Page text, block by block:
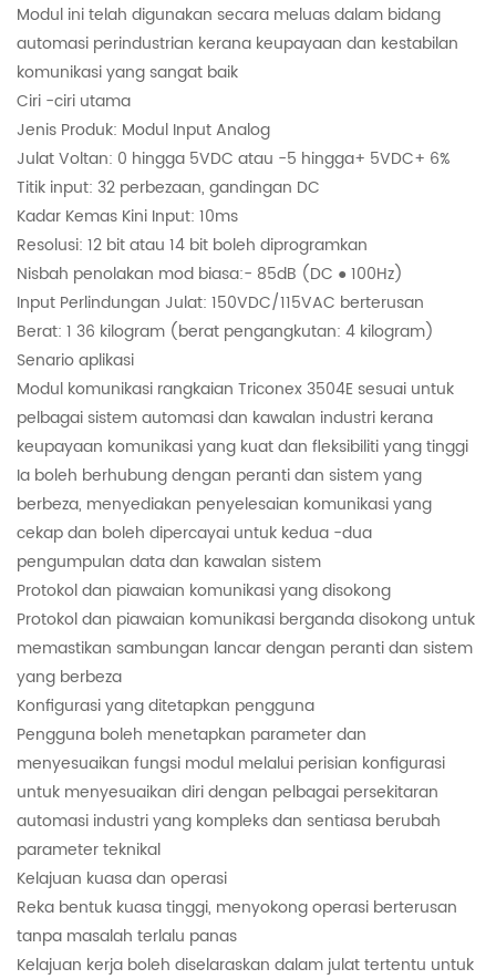
Modul ini telah digunakan secara meluas dalam bidang
automasi perindustrian kerana keupayaan dan kestabilan
komunikasi yang sangat baik
Ciri -ciri utama
Jenis Produk: Modul Input Analog
Julat Voltan: 0 hingga 5VDC atau -5 hingga+ 5VDC+ 6%
Titik input: 32 perbezaan, gandingan DC
Kadar Kemas Kini Input: 10ms
Resolusi: 12 bit atau 14 bit boleh diprogramkan
Nisbah penolakan mod biasa:- 85dB (DC ● 100Hz)
Input Perlindungan Julat: 150VDC/115VAC berterusan
Berat: 1 36 kilogram (berat pengangkutan: 4 kilogram)
Senario aplikasi
Modul komunikasi rangkaian Triconex 3504E sesuai untuk
pelbagai sistem automasi dan kawalan industri kerana
keupayaan komunikasi yang kuat dan fleksibiliti yang tinggi
Ia boleh berhubung dengan peranti dan sistem yang
berbeza, menyediakan penyelesaian komunikasi yang
cekap dan boleh dipercayai untuk kedua -dua
pengumpulan data dan kawalan sistem
Protokol dan piawaian komunikasi yang disokong
Protokol dan piawaian komunikasi berganda disokong untuk
memastikan sambungan lancar dengan peranti dan sistem
yang berbeza
Konfigurasi yang ditetapkan pengguna
Pengguna boleh menetapkan parameter dan
menyesuaikan fungsi modul melalui perisian konfigurasi
untuk menyesuaikan diri dengan pelbagai persekitaran
automasi industri yang kompleks dan sentiasa berubah
parameter teknikal
Kelajuan kuasa dan operasi
Reka bentuk kuasa tinggi, menyokong operasi berterusan
tanpa masalah terlalu panas
Kelajuan kerja boleh diselaraskan dalam julat tertentu untuk